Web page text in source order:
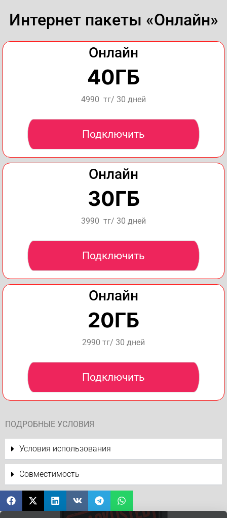
Интернет пакеты «Онлайн»
Онлайн
40ГБ
4990 тг/ 30 дней
Подключить
Онлайн
30ГБ
3990 тг/ 30 дней
Подключить
Онлайн
20ГБ
2990 тг/ 30 дней
Подключить
ПОДРОБНЫЕ УСЛОВИЯ
Условия использования
Совместимость